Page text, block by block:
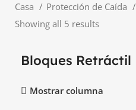
Casa Protección de Caída
Showing all 5 results
Bloques Retráctil
Mostrar columna